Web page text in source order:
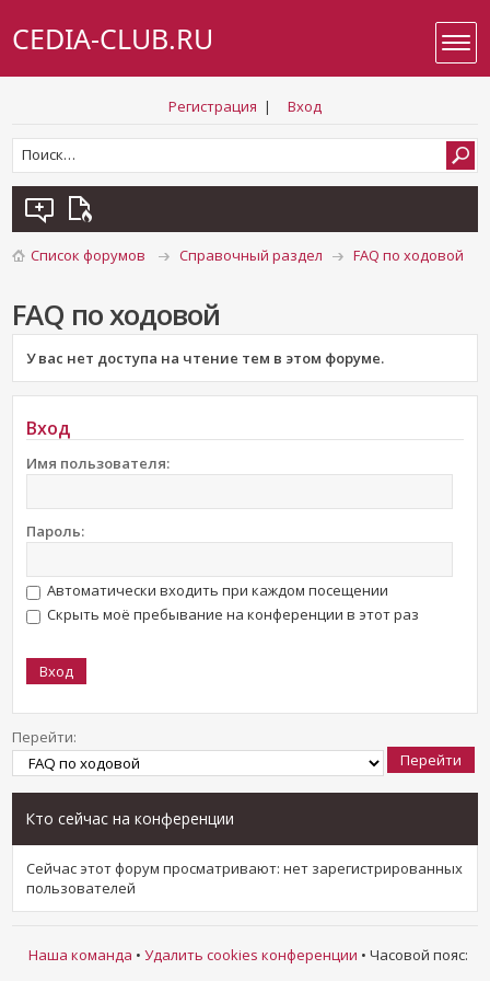
CEDIA-CLUB.RU
Регистрация | Вход
Список форумов Справочный раздел FAQ по ходовой
FAQ по ходовой
У вас нет доступа на чтение тем в этом форуме.
Вход
Имя пользователя:
Пароль:
Автоматически входить при каждом посещении
Скрыть моё пребывание на конференции в этот раз
Перейти:
Кто сейчас на конференции
Сейчас этот форум просматривают: нет зарегистрированных
пользователей
Наша команда • Удалить cookies конференции • Часовой пояс: